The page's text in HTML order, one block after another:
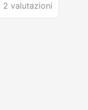
2 valutazioni